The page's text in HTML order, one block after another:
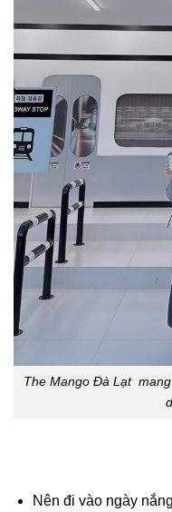
The Mango Đà Lạt
Nên đi vào ngày